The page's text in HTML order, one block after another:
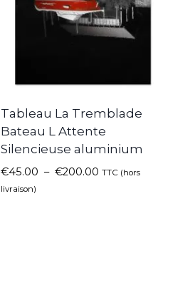
Tableau La Tremblade
Bateau L Attente
Silencieuse aluminium
€45.00 – €200.00 TTC (hors
livraison)